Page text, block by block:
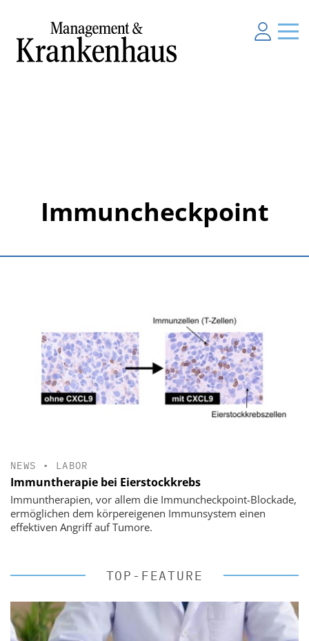
Immuncheckpoint
NEWS • LABOR
Immuntherapie bei Eierstockkrebs
Immuntherapien, vor allem die Immuncheckpoint-Blockade,
ermöglichen dem körpereigenen Immunsystem einen
effektiven Angriff auf Tumore.
TOP-FEATURE